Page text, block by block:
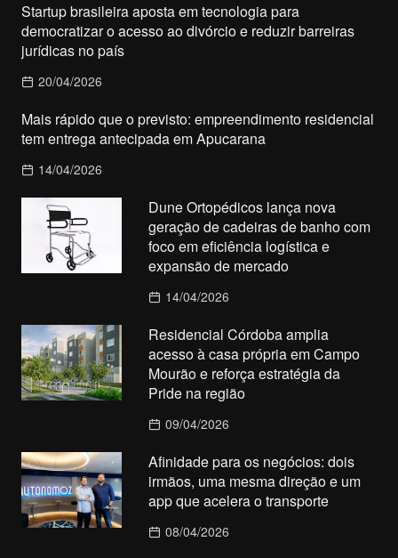
Startup brasileira aposta em tecnologia para
democratizar o acesso ao divórcio e reduzir barreiras
jurídicas no país
20/04/2026
Mais rápido que o previsto: empreendimento residencial
tem entrega antecipada em Apucarana
14/04/2026
Dune Ortopédicos lança nova
geração de cadeiras de banho com
foco em eficiência logística e
expansão de mercado
14/04/2026
Residencial Córdoba amplia
acesso à casa própria em Campo
Mourão e reforça estratégia da
Pride na região
09/04/2026
Afinidade para os negócios: dois
irmãos, uma mesma direção e um
app que acelera o transporte
08/04/2026